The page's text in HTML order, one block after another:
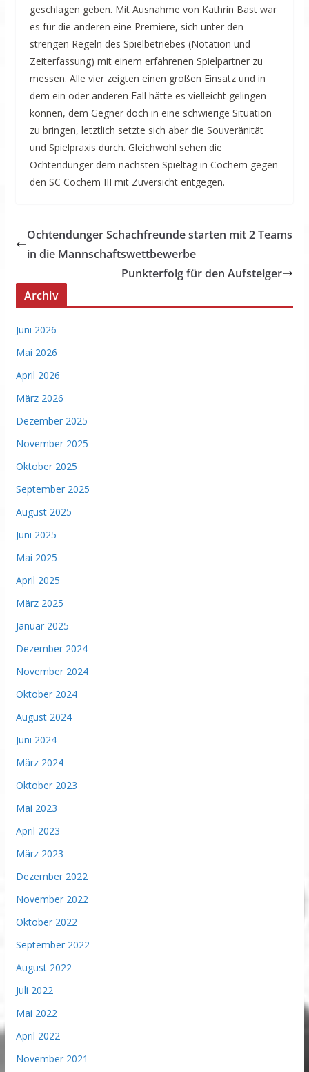
geschlagen geben. Mit Ausnahme von Kathrin Bast war
es für die anderen eine Premiere, sich unter den
strengen Regeln des Spielbetriebes (Notation und
Zeiterfassung) mit einem erfahrenen Spielpartner zu
messen. Alle vier zeigten einen großen Einsatz und in
dem ein oder anderen Fall hätte es vielleicht gelingen
können, dem Gegner doch in eine schwierige Situation
zu bringen, letztlich setzte sich aber die Souveränität
und Spielpraxis durch. Gleichwohl sehen die
Ochtendunger dem nächsten Spieltag in Cochem gegen
den SC Cochem III mit Zuversicht entgegen.
Ochtendunger Schachfreunde starten mit 2 Teams
in die Mannschaftswettbewerbe
Punkterfolg für den Aufsteiger
Archiv
Juni 2026
Mai 2026
April 2026
März 2026
Dezember 2025
November 2025
Oktober 2025
September 2025
August 2025
Juni 2025
Mai 2025
April 2025
März 2025
Januar 2025
Dezember 2024
November 2024
Oktober 2024
August 2024
Juni 2024
März 2024
Oktober 2023
Mai 2023
April 2023
März 2023
Dezember 2022
November 2022
Oktober 2022
September 2022
August 2022
Juli 2022
Mai 2022
April 2022
November 2021